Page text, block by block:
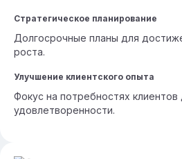
Стратегическое планирование
Долгосрочные планы для
роста.
Улучшение клиентского опыта
Фокус на потребностях
удовлетворенности.